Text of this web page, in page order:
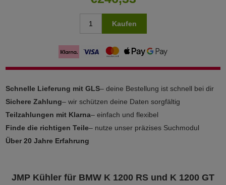
Kaufen
Schnelle Lieferung mit GLS– deine Bestellung ist schnell bei dir
Sichere Zahlung– wir schützen deine Daten sorgfältig
Teilzahlungen mit Klarna– einfach und flexibel
Finde die richtigen Teile– nutze unser präzises Suchmodul
Über 20 Jahre Erfahrung
JMP Kühler für BMW K 1200 RS und K 1200 GT